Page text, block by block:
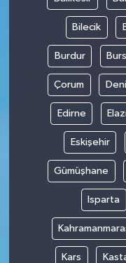
Bilecik
Burdur
Çorum
Edirne
Eskişehir
Gümüşhane
Isparta
Kars